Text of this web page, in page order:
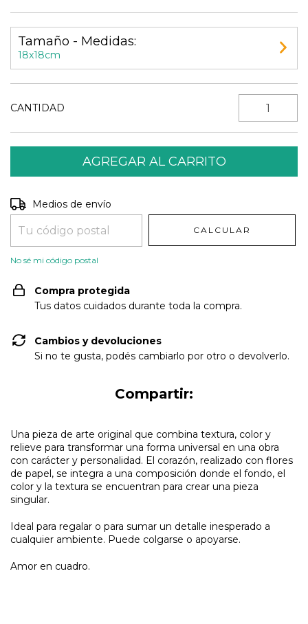
Tamaño - Medidas:
18x18cm
CANTIDAD
Entregas para el CP:
Medios de envío
CALCULAR
No sé mi código postal
Compra protegida
Tus datos cuidados durante toda la compra.
Cambios y devoluciones
Si no te gusta, podés cambiarlo por otro o devolverlo.
Compartir:
Una pieza de arte original que combina textura, color y
relieve para transformar una forma universal en una obra
con carácter y personalidad. El corazón, realizado con flores
de papel, se integra a una composición donde el fondo, el
color y la textura se encuentran para crear una pieza
singular.
Ideal para regalar o para sumar un detalle inesperado a
cualquier ambiente. Puede colgarse o apoyarse.
Amor en cuadro.